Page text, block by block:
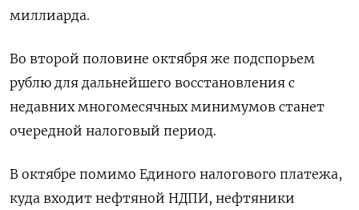
миллиарда.
Во второй половине октября же подспорьем
рублю для дальнейшего восстановления с
недавних многомесячных минимумов станет
очередной налоговый период.
В октябре помимо Единого налогового платежа,
куда входит нефтяной НДПИ, нефтяники